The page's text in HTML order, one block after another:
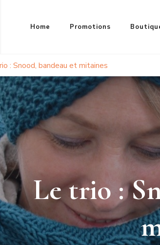
tout douxHome Promotions
: Snood, bandeau et mitaines
Le trio :